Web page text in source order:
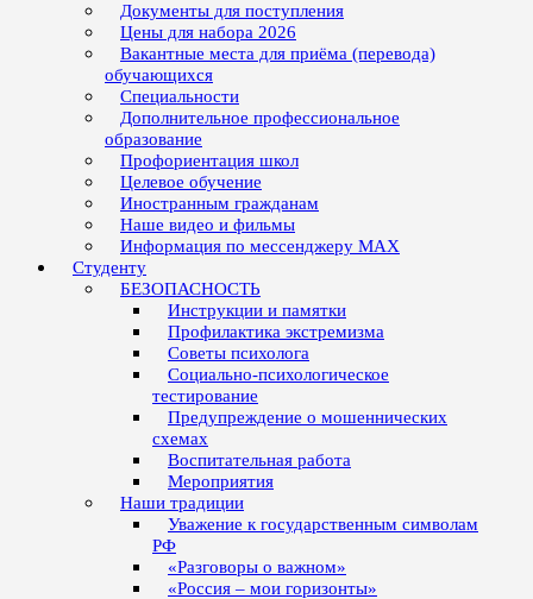
Документы для поступления
Цены для набора 2026
Вакантные места для приёма (перевода)
обучающихся
Специальности
Дополнительное профессиональное
образование
Профориентация школ
Целевое обучение
Иностранным гражданам
Наше видео и фильмы
Информация по мессенджеру MAX
Студенту
БЕЗОПАСНОСТЬ
Инструкции и памятки
Профилактика экстремизма
Советы психолога
Социально-психологическое
тестирование
Предупреждение о мошеннических
схемах
Воспитательная работа
Мероприятия
Наши традиции
Уважение к государственным символам
РФ
«Разговоры о важном»
«Россия – мои горизонты»